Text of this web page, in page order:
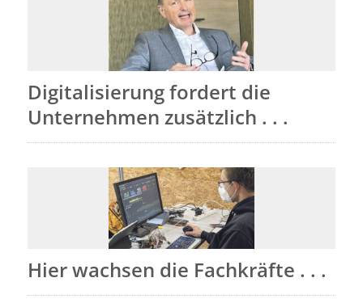
Digitalisierung fordert die
Unternehmen zusätzlich . . .
Hier wachsen die Fachkräfte . . .